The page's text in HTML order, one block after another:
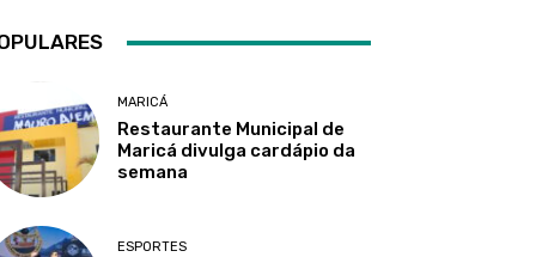
MARICÁ
Restaurante Municipal de
Maricá divulga cardápio da
semana
ESPORTES